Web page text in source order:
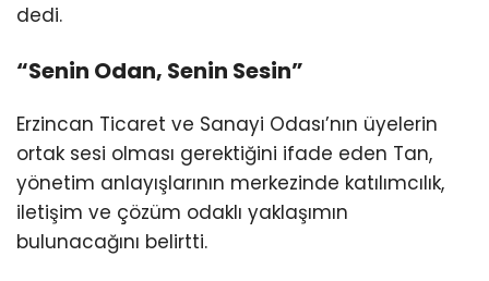
dedi.
“Senin Odan, Senin Sesin”
Erzincan Ticaret ve Sanayi Odası’nın üyelerin
ortak sesi olması gerektiğini ifade eden Tan,
yönetim anlayışlarının merkezinde katılımcılık,
iletişim ve çözüm odaklı yaklaşımın
bulunacağını belirtti.